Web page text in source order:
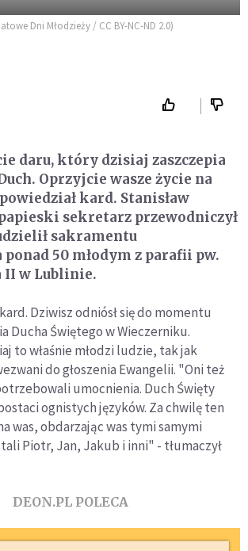
Dni Młodzieży / CC BY-NC-ND 2.0)
daru, który dzisiaj zaszczepia
Oprzyjcie wasze życie na
kard. Stanisław
sekretarz przewodniczył
sakramentu
50 młodym z parafii pw.
II w Lublinie.
Dziwisz odniósł się do momentu
Ducha Świętego w Wieczerniku.
to właśnie młodzi ludzie, tak jak
do głoszenia Ewangelii. "Oni też
umocnienia. Duch Święty
ognistych języków. Za chwilę ten
was, obdarzając was tymi samymi
Piotr, Jan, Jakub i inni" - tłumaczył
DEON.PL POLECA